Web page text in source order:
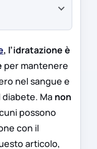
, l’idratazione è
per mantenere
nel sangue e
Ma non
possono
con il
articolo,